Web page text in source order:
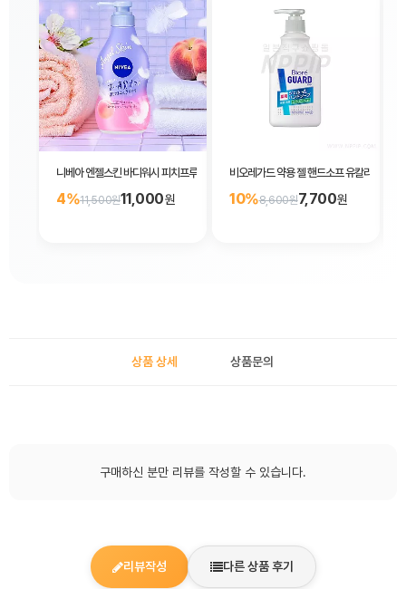
니베아 엔젤스킨 바디워시 피치프루티향 480ml
4%11,500원11,000원
비오레가드 약용 젤 핸드소프 유칼리허브
10%8,600원7,700원
상품 상세 상품문의
구매하신 분만 리뷰를 작성할 수 있습니다.
리뷰작성 다른 상품 후기